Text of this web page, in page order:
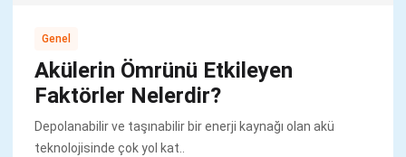
Genel
Akülerin Ömrünü Etkileyen
Faktörler Nelerdir?
Depolanabilir ve taşınabilir bir enerji kaynağı olan akü
teknolojisinde çok yol kat..